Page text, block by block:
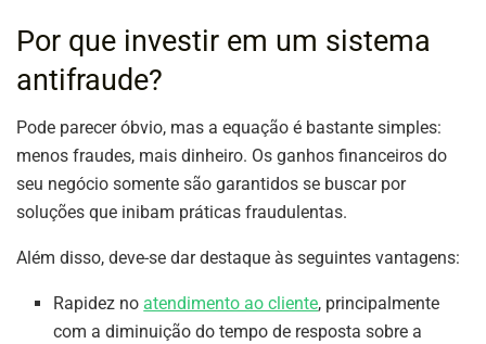
Por que investir em um sistema
antifraude?
Pode parecer óbvio, mas a equação é bastante simples:
menos fraudes, mais dinheiro. Os ganhos financeiros do
seu negócio somente são garantidos se buscar por
soluções que inibam práticas fraudulentas.
Além disso, deve-se dar destaque às seguintes vantagens:
Rapidez no atendimento ao cliente, principalmente
com a diminuição do tempo de resposta sobre a